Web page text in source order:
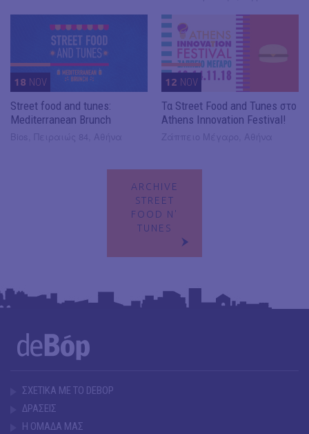
18 NOV
Street food and tunes:
Mediterranean Brunch
12 NOV
Τα Street Food and Tunes στο
Athens Innovation Festival!
ARCHIVE
STREET
FOOD N'
TUNES
ΣΧΕΤΙΚΑ ΜΕ ΤΟ DEBOP
ΔΡΑΣΕΙΣ
Η ΟΜΑΔΑ ΜΑΣ